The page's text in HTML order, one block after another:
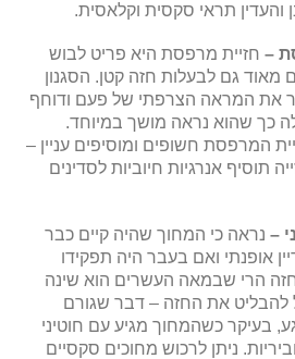
והעדין תראי סקסית וקלאסית.
חזיית מרפסת היא פריט לבוש
גם לבעלות חזה קטן. הסגנון
את המראה הצרפתי של פעם ודוחף
כך שהוא נראה מושך במיוחד.
המרפסת חשופים ומוסיפים עניין –
תוסיף אנרגיות חיוביות לסדינים
נראה כי המחוך שהיה קיים כבר
1530 עדיין אופנתי ואם בעבר היה תפקידו
הרי שבמאה העשרים הוא שינה
להבליט את החזה – דבר שגורם
בעיקר כשהמחוך מגיע עם חוטיני
ניתן לרכוש מחוכים סקסיים